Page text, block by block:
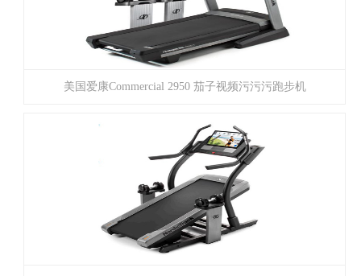
美国爱康Commercial 2950 茄子视频污污污跑步机